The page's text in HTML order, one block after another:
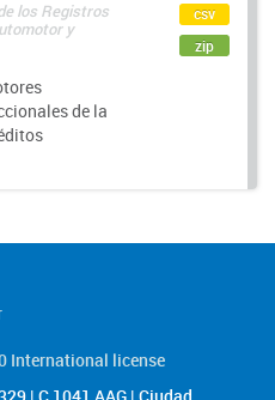
los Registros
y
de la
csv
zip
International license